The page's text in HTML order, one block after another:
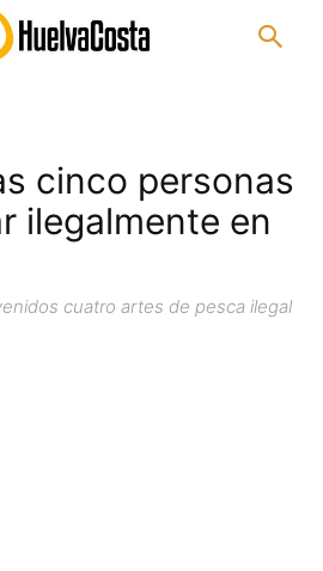
cinco personas
ilegalmente en
cuatro artes de pesca ilegal